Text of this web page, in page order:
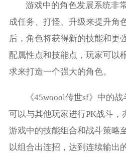
游戏中的角色发展系统非
成任务、打怪、升级来提升角
后，角色将获得新的技能和更
配属性点和技能点，玩家可以
求来打造一个强大的角色。
《45woool传世sf》中的
可以与其他玩家进行PK战斗，
游戏中的技能组合和战斗策略
以组合出连招，达到连续输出